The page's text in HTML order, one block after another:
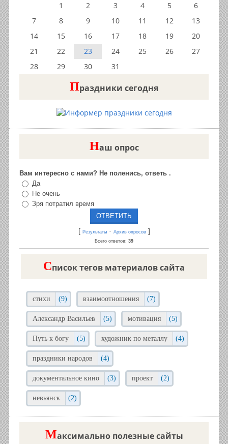
1
2 3 4 5
6
7
8 9 10 11 12
13
14
15 16 17 18 19
20
21
22 23 24 25 26
27
28
29 30 31
Праздники сегодня
Наш опрос
Вам интересно с нами? Не поленись, ответь .
Да
Не очень
Зря потратил время
[ Результаты· Архив опросов]
Всего ответов: 39
Cписок тегов материалов сайта
стихи (9) взаимоотношения (7)
Александр Васильев (5) мотивация (5)
Путь к богу (5) художник по металлу (4)
праздники народов (4)
документальное кино (3) проект (2)
невьянск (2)
Максимально полезные сайты